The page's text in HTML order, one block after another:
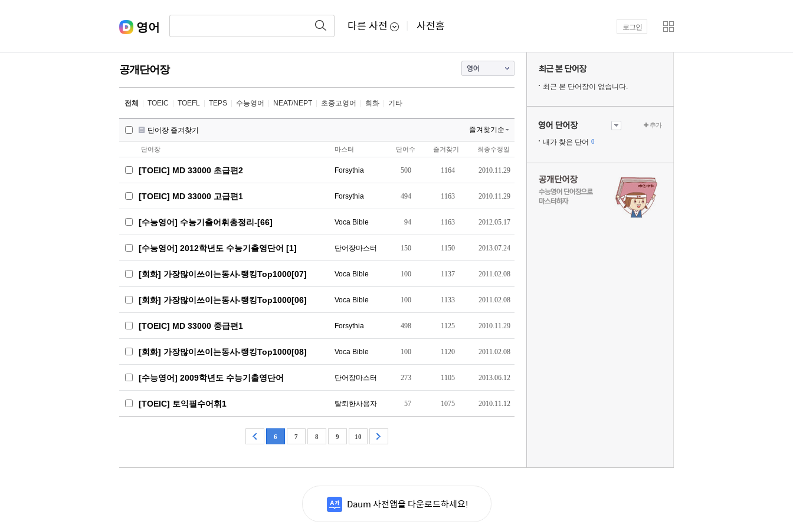
영어 다른 사전 사전홈
공개단어장
전체 TOEIC TOEFL TEPS 수능영어 NEAT/NEPT 초중고영어 회화 기타
단어장 즐겨찾기 즐겨찾기순
단어장 마스터 단어수 즐겨찾기 최종수정일
[TOEIC] MD 33000 초급편2 Forsythia 500 1164 2010.11.29
[TOEIC] MD 33000 고급편1 Forsythia 494 1163 2010.11.29
[수능영어] 수능기출어휘총정리-[66] Voca Bible 94 1163 2012.05.17
[수능영어] 2012학년도 수능기출영단어 [1] 단어장마스터 150 1150 2013.07.24
[회화] 가장많이쓰이는동사-랭킹Top1000[07] Voca Bible 100 1137 2011.02.08
[회화] 가장많이쓰이는동사-랭킹Top1000[06] Voca Bible 100 1133 2011.02.08
[TOEIC] MD 33000 중급편1 Forsythia 498 1125 2010.11.29
[회화] 가장많이쓰이는동사-랭킹Top1000[08] Voca Bible 100 1120 2011.02.08
[수능영어] 2009학년도 수능기출영단어 단어장마스터 273 1105 2013.06.12
[TOEIC] 토익필수어휘1 탈퇴한사용자 57 1075 2010.11.12
6 7 8 9 10
최근 본 단어장이 없습니다.
내가 찾은 단어 0
추가
Daum 사전앱을 다운로드하세요!
로그인